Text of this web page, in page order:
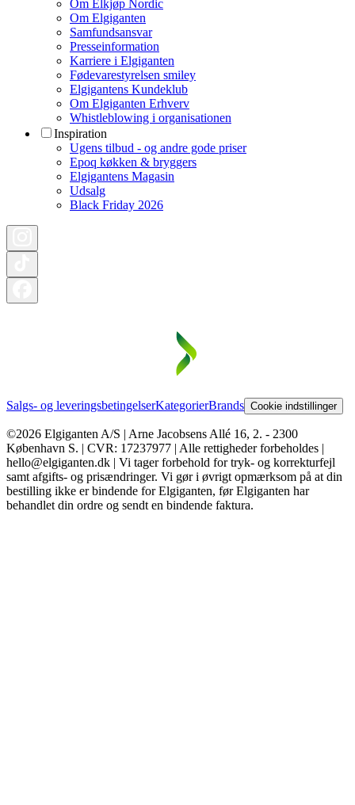
Om Elkjøp Nordic
Om Elgiganten
Samfundsansvar
Presseinformation
Karriere i Elgiganten
Fødevarestyrelsen smiley
Elgigantens Kundeklub
Om Elgiganten Erhverv
Whistleblowing i organisationen
Inspiration
Ugens tilbud - og andre gode priser
Epoq køkken & bryggers
Elgigantens Magasin
Udsalg
Black Friday 2026
Salgs- og leveringsbetingelserKategorierBrands Cookie indstillinger
©2026 Elgiganten A/S | Arne Jacobsens Allé 16, 2. - 2300
København S. | CVR: 17237977 | Alle rettigheder forbeholdes |
hello@elgiganten.dk | Vi tager forbehold for tryk- og korrekturfejl
samt afgifts- og prisændringer. Vi gør i øvrigt opmærksom på at din
bestilling ikke er bindende for Elgiganten, før Elgiganten har
behandlet din ordre og sendt en bindende faktura.